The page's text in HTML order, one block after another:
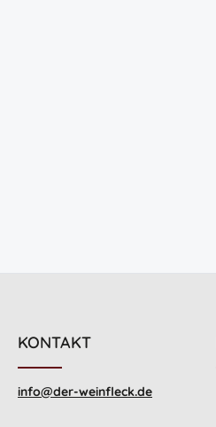
KONTAKT
info@der-weinfleck.de